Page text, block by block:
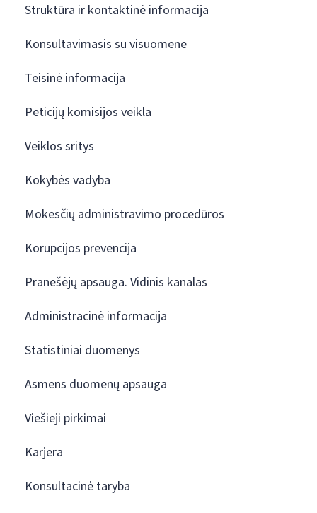
Struktūra ir kontaktinė informacija
Konsultavimasis su visuomene
Teisinė informacija
Peticijų komisijos veikla
Veiklos sritys
Kokybės vadyba
Mokesčių administravimo procedūros
Korupcijos prevencija
Pranešėjų apsauga. Vidinis kanalas
Administracinė informacija
Statistiniai duomenys
Asmens duomenų apsauga
Viešieji pirkimai
Karjera
Konsultacinė taryba